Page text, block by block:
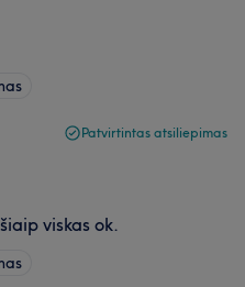
Patvirtintas atsiliepimas
viskas ok.